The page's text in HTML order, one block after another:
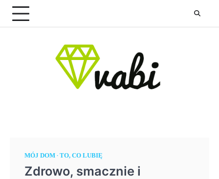
Skip
content
MÓJ DOM TO, CO LUBIĘ
Zdrowo, smacznie i